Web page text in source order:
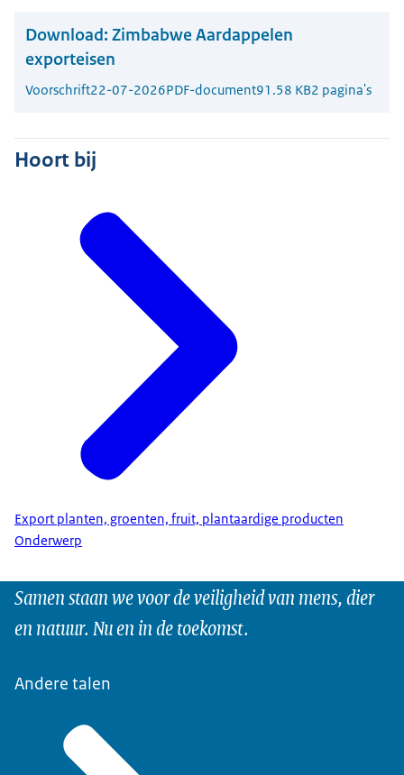
Download: Zimbabwe Aardappelen
exporteisen
Voorschrift22-07-2026PDF-document91.58 KB2 pagina's
Hoort bij
Export planten, groenten, fruit, plantaardige producten
Onderwerp
Samen staan we voor de veiligheid van mens, dier
en natuur. Nu en in de toekomst.
Andere talen